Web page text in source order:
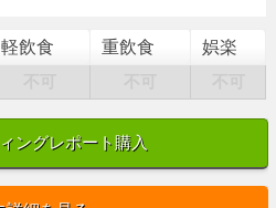
軽飲食 重飲食 娯楽
ングレポート購入